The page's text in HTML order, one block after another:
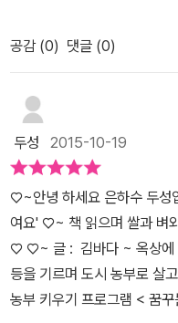
에 있던 허수아비 이야기를
답니다,,조금 이따 허수아비
즐거운 맘으로 만들어 보기
마나 많은 과정이 필요하고
며 고마움으로 건강하게 잘
나도 기특하고 대견했네요.
짓는 과정이 잘 드러나 있는
없고에 따라 논 친구들이 어
모내기를 할 무렵에는 논 친
람이 불 때쯤이면 여기저기
에는 논 친구들 각각의 특성
걸 보여 주고, 이렇게 사계절
잘 나와 있어서 마음에 든다
좋은 책이다. 벼농사 과정을
게 아닐까? 하지만친환경 농
친구들이 많은데그 친구들 하
내는것이다.아이들에겐 생소
심을 자극하기에 충분했다.
들.. 어떤 이야기일지 짐작
는 할아버지의 편지를 받았
준 덕분에 벼농사가 풍년이
혁이에게 쌀눈이 살아있고
백미와 현미를 각가 한포대
어 밥을 지어주셨어요.밥을
하늘, 땅, 해,바람, 할아버지,
고맙단 인사를 전했어요.눈
공감 (0) 댓글 (0)
두성 2015-10-19
♡~안녕 하세요 은하수 두
여요' ♡~ 책 읽으며 쌀과 벼
♡​ ♡~ 글 : 김바다 ~ 옥상에
등을 기르며 도시 농부로 살
농부 키우기 프로그램 < 꿈